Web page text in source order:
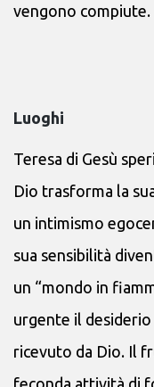
vengono compiute.
Luoghi
Teresa di Gesù
Dio trasforma la
un intimismo
sua sensibilità
un “mondo in
urgente il desiderio
ricevuto da Dio. Il
feconda attività di